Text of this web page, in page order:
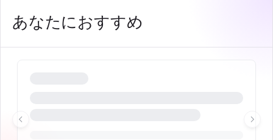
あなたにおすすめ